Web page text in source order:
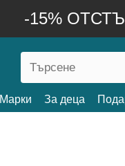
-15%
Марки За деца